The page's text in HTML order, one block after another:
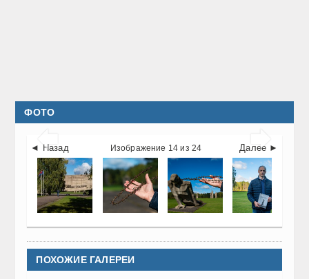
ФОТО
 
◄ Назад Далее ►
Изображение 14 из 24
ПОХОЖИЕ ГАЛЕРЕИ